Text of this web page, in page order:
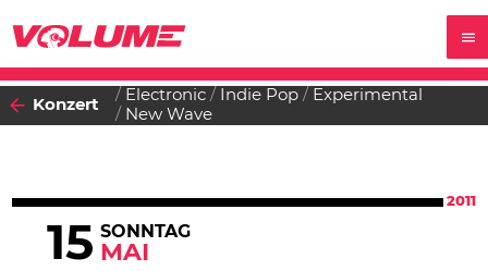
Konzert
Electronic Indie Pop
Experimental
New Wave
2011
15 SONNTAG
MAI